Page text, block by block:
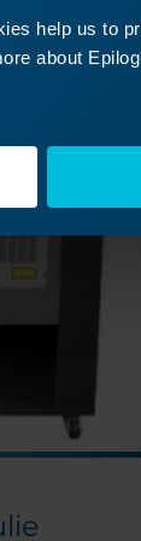
help us to
about